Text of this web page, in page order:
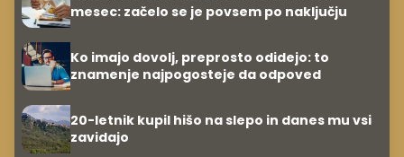
mesec: začelo se je povsem po naključju
Ko imajo dovolj, preprosto odidejo: to
znamenje najpogosteje da odpoved
20-letnik kupil hišo na slepo in danes mu vsi
zavidajo